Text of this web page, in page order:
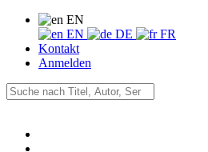
EN
EN
DE
FR
Kontakt
Anmelden